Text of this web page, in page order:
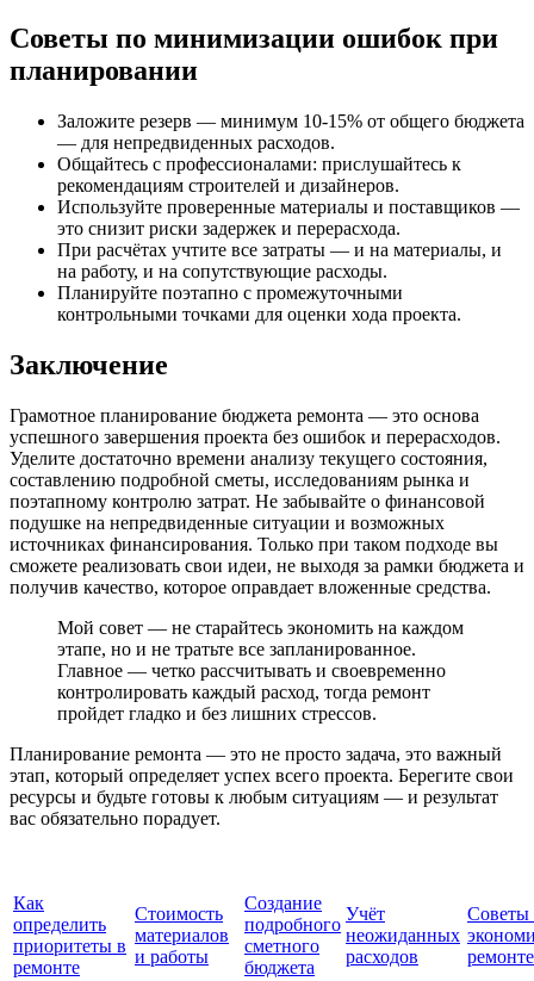
Советы по минимизации ошибок при
планировании
Заложите резерв — минимум 10-15% от общего бюджета
— для непредвиденных расходов.
Общайтесь с профессионалами: прислушайтесь к
рекомендациям строителей и дизайнеров.
Используйте проверенные материалы и поставщиков —
это снизит риски задержек и перерасхода.
При расчётах учтите все затраты — и на материалы, и
на работу, и на сопутствующие расходы.
Планируйте поэтапно с промежуточными
контрольными точками для оценки хода проекта.
Заключение
Грамотное планирование бюджета ремонта — это основа
успешного завершения проекта без ошибок и перерасходов.
Уделите достаточно времени анализу текущего состояния,
составлению подробной сметы, исследованиям рынка и
поэтапному контролю затрат. Не забывайте о финансовой
подушке на непредвиденные ситуации и возможных
источниках финансирования. Только при таком подходе вы
сможете реализовать свои идеи, не выходя за рамки бюджета и
получив качество, которое оправдает вложенные средства.
Мой совет — не старайтесь экономить на каждом
этапе, но и не тратьте все запланированное.
Главное — четко рассчитывать и своевременно
контролировать каждый расход, тогда ремонт
пройдет гладко и без лишних стрессов.
Планирование ремонта — это не просто задача, это важный
этап, который определяет успех всего проекта. Берегите свои
ресурсы и будьте готовы к любым ситуациям — и результат
вас обязательно порадует.
Как
определить
приоритеты в
ремонте
Стоимость
материалов
и работы
Создание
подробного
сметного
бюджета
Учёт
неожиданных
расходов
Советы
ремонте